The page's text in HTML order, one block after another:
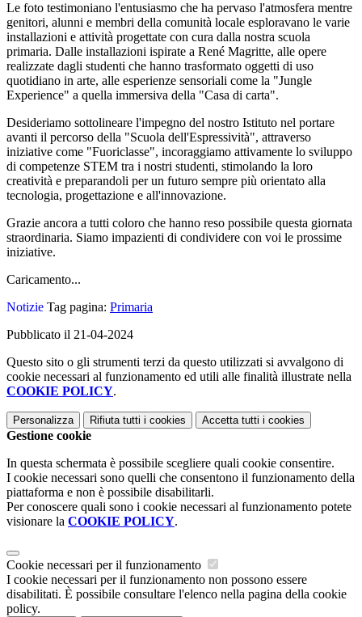
Le foto testimoniano l'entusiasmo che ha pervaso l'atmosfera mentre
genitori, alunni e membri della comunità locale esploravano le varie
installazioni e attività progettate con cura dalla nostra scuola
primaria. Dalle installazioni ispirate a René Magritte, alle opere
realizzate dagli studenti che hanno trasformato oggetti di uso
quotidiano in arte, alle esperienze sensoriali come la "Jungle
Experience" a quella immersiva della "Casa di carta".
Desideriamo sottolineare l'impegno del nostro Istituto nel portare
avanti il percorso della "Scuola dell'Espressività", attraverso
iniziative come "Fuoriclasse", incoraggiamo attivamente lo sviluppo
di competenze STEM tra i nostri studenti, stimolando la loro
creatività e preparandoli per un futuro sempre più orientato alla
tecnologia, progettazione e all'innovazione.
Grazie ancora a tutti coloro che hanno reso possibile questa giornata
straordinaria. Siamo impazienti di condividere con voi le prossime
iniziative.
Caricamento...
Notizie Tag pagina: Primaria
Pubblicato il 21-04-2024
Questo sito o gli strumenti terzi da questo utilizzati si avvalgono di
cookie necessari al funzionamento ed utili alle finalità illustrate nella
COOKIE POLICY.
Personalizza Rifiuta tutti i cookies Accetta tutti i cookies
Gestione cookie
In questa schermata è possibile scegliere quali cookie consentire.
I cookie necessari sono quelli che consentono il funzionamento della
piattaforma e non è possibile disabilitarli.
Per conoscere quali sono i cookie necessari al funzionamento potete
visionare la COOKIE POLICY.
Cookie necessari per il funzionamento
I cookie necessari per il funzionamento non possono essere
disabilitati. È possibile consultare l'elenco nella pagina della cookie
policy.